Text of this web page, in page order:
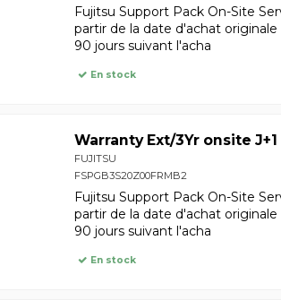
Fujitsu Support Pack On-Site
partir de la date d'achat
90 jours suivant l'acha
En stock
Warranty Ext/3Yr onsite J+1
FUJITSU
FSPGB3S20Z00FRMB2
Fujitsu Support Pack On-Site
partir de la date d'achat
90 jours suivant l'acha
En stock